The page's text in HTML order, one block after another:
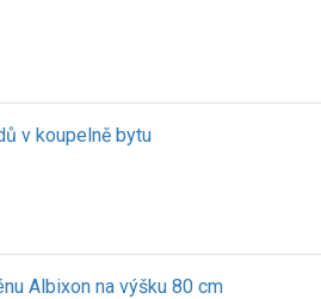
v koupelně bytu
Albixon na výšku 80 cm